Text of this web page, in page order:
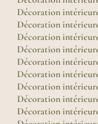
Décoration
Décoration
Décoration
Décoration
Décoration
Décoration
Décoration
Décoration
Décoration